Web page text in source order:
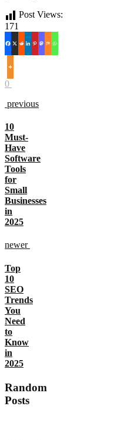
Post Views:
171
0
previous
10
Must-
Have
Software
Tools
for
Small
Businesses
in
2025
newer
Top
10
SEO
Trends
You
Need
to
Know
in
2025
Random
Posts